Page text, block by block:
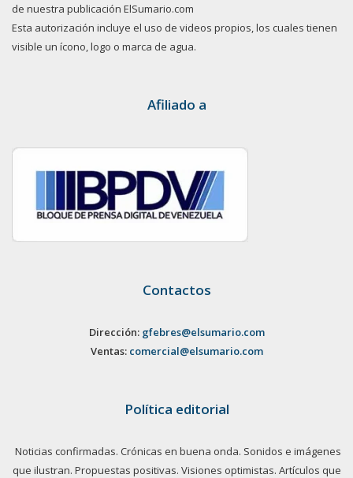
de nuestra publicación ElSumario.com
Esta autorización incluye el uso de videos propios, los cuales tienen
visible un ícono, logo o marca de agua.
Afiliado a
Contactos
Dirección: gfebres@elsumario.com
Ventas: comercial@elsumario.com
Política editorial
Noticias confirmadas. Crónicas en buena onda. Sonidos e imágenes
que ilustran. Propuestas positivas. Visiones optimistas. Artículos que